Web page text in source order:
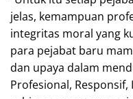
jelas, kemampuan
integritas moral yang
para pejabat baru
dan upaya dalam
Profesional,